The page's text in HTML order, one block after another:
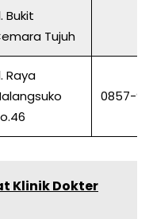
Bukit
Tujuh
Raya
0857-
Klinik Dokter